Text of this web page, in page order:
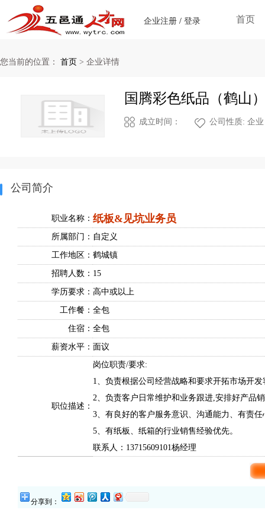
企业注册 / 登录 首页
您当前的位置： 首页 > 企业详情
国腾彩色纸品（鹤山
成立时间： 公司性质: 企业
公司简介
职业名称： 纸板&见坑业务员
所属部门： 自定义
工作地区： 鹤城镇
招聘人数： 15
学历要求： 高中或以上
工作餐： 全包
住宿： 全包
薪资水平： 面议
职位描述：
岗位职责/要求:
1、负责根据公司经营战略和要求开拓市场开发
2、负责客户日常维护和业务跟进,安排好产品
3、有良好的客户服务意识、沟通能力、有责
5、有纸板、纸箱的行业销售经验优先。
联系人：13715609101杨经理
分享到：